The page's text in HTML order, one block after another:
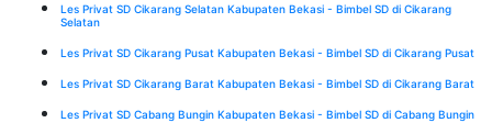
Les Privat SD Cikarang Selatan Kabupaten Bekasi - Bimbel SD di Cikarang
Selatan
Les Privat SD Cikarang Pusat Kabupaten Bekasi - Bimbel SD di Cikarang Pusat
Les Privat SD Cikarang Barat Kabupaten Bekasi - Bimbel SD di Cikarang Barat
Les Privat SD Cabang Bungin Kabupaten Bekasi - Bimbel SD di Cabang Bungin